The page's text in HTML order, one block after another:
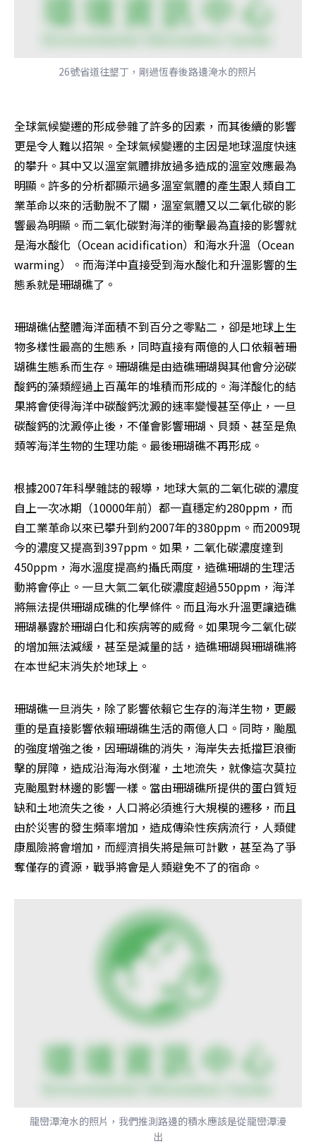
26號省道往墾丁，剛過恆春後路邊淹水的照片
全球氣候變遷的形成參雜了許多的因素，而其後續的影響
更是令人難以招架。全球氣候變遷的主因是地球溫度快速
的攀升。其中又以溫室氣體排放過多造成的溫室效應最為
明顯。許多的分析都顯示過多溫室氣體的產生跟人類自工
業革命以來的活動脫不了關，溫室氣體又以二氧化碳的影
響最為明顯。而二氧化碳對海洋的衝擊最為直接的影響就
是海水酸化（Ocean acidification）和海水升溫（Ocean
warming）。而海洋中直接受到海水酸化和升溫影響的生
態系就是珊瑚礁了。
珊瑚礁佔整體海洋面積不到百分之零點二，卻是地球上生
物多樣性最高的生態系，同時直接有兩億的人口依賴著珊
瑚礁生態系而生存。珊瑚礁是由造礁珊瑚與其他會分泌碳
酸鈣的藻類經過上百萬年的堆積而形成的。海洋酸化的結
果將會使得海洋中碳酸鈣沈澱的速率變慢甚至停止，一旦
碳酸鈣的沈澱停止後，不僅會影響珊瑚、貝類、甚至是魚
類等海洋生物的生理功能。最後珊瑚礁不再形成。
根據2007年科學雜誌的報導，地球大氣的二氧化碳的濃度
自上一次冰期（10000年前）都一直穩定約280ppm，而
自工業革命以來已攀升到約2007年的380ppm。而2009現
今的濃度又提高到397ppm。如果，二氧化碳濃度達到
450ppm，海水溫度提高約攝氏兩度，造礁珊瑚的生理活
動將會停止。一旦大氣二氧化碳濃度超過550ppm，海洋
將無法提供珊瑚成礁的化學條件。而且海水升溫更讓造礁
珊瑚暴露於珊瑚白化和疾病等的威脅。如果現今二氧化碳
的增加無法減緩，甚至是減量的話，造礁珊瑚與珊瑚礁將
在本世紀末消失於地球上。
珊瑚礁一旦消失，除了影響依賴它生存的海洋生物，更嚴
重的是直接影響依賴珊瑚礁生活的兩億人口。同時，颱風
的強度增強之後，因珊瑚礁的消失，海岸失去抵擋巨浪衝
擊的屏障，造成沿海海水倒灌，土地流失，就像這次莫拉
克颱風對林邊的影響一樣。當由珊瑚礁所提供的蛋白質短
缺和土地流失之後，人口將必須進行大規模的遷移，而且
由於災害的發生頻率增加，造成傳染性疾病流行，人類健
康風險將會增加，而經濟損失將是無可計數，甚至為了爭
奪僅存的資源，戰爭將會是人類避免不了的宿命。
龍巒潭淹水的照片，我們推測路邊的積水應該是從龍巒潭漫
出